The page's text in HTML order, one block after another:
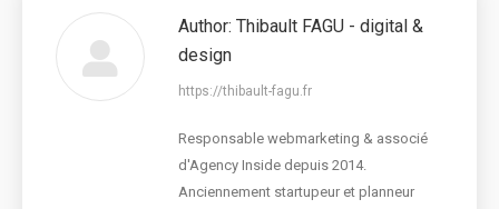
Author: Thibault FAGU - digital &
design
https://thibault-fagu.fr
Responsable webmarketing & associé
d'Agency Inside depuis 2014.
Anciennement startupeur et planneur